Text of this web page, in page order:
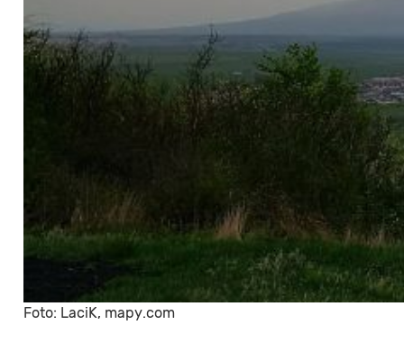
Foto: LaciK, mapy.com